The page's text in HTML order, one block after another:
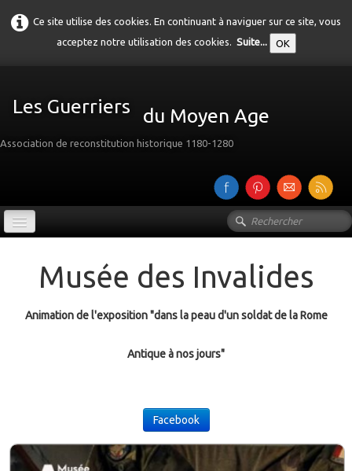
Ce site utilise des cookies. En continuant à naviguer sur ce site, vous
acceptez notre utilisation des cookies. Suite... OK
Les Guerriers du Moyen Age
Association de reconstitution historique 1180-1280
Présentation
Galerie▼
Musée des Invalides
Animation de l'exposition "dans la peau d'un soldat de la Rome
Antique à nos jours"
Facebook